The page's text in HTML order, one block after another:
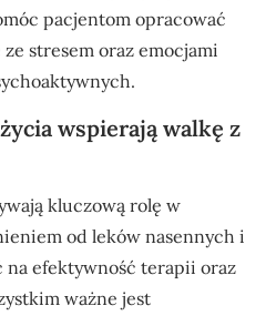
pacjentom opracować
stresem oraz emocjami
wspierają walkę z
kluczową rolę w
od leków nasennych i
na efektywność terapii oraz
ważne jest